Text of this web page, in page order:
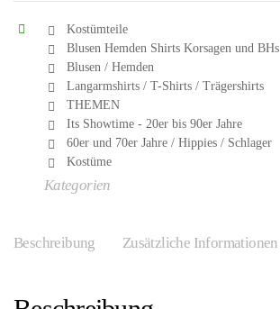
Kostümteile
Blusen Hemden Shirts Korsagen und BHs
Blusen / Hemden
Langarmshirts / T-Shirts / Trägershirts
THEMEN
Its Showtime - 20er bis 90er Jahre
60er und 70er Jahre / Hippies / Schlager
Kostüme
Kategorien
Beschreibung Zusätzliche Informationen